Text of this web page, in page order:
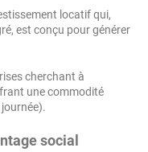
locatif qui,
est conçu pour générer
cherchant à
une commodité
social